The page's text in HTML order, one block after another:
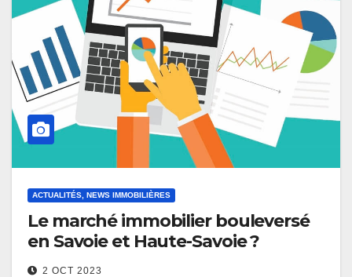
ACTUALITÉS, NEWS IMMOBILIÈRES
Le marché immobilier bouleversé
en Savoie et Haute-Savoie ?
2 OCT 2023